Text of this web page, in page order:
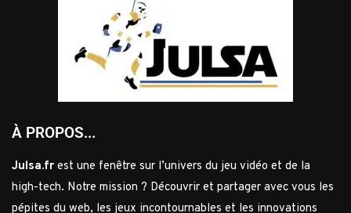
À PROPOS...
Julsa.fr est une fenêtre sur l’univers du jeu vidéo et de la
high-tech. Notre mission ? Découvrir et partager avec vous les
pépites du web, les jeux incontournables et les innovations